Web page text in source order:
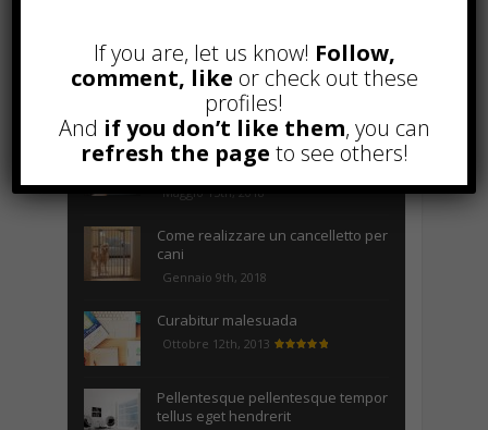
A&R nel Business Music: tutto
quello che c’è da sapere!
Agosto 27th, 2017
Noleggio a breve e lungo termine,
le differenze
Maggio 15th, 2018
Come realizzare un cancelletto per
cani
Gennaio 9th, 2018
Curabitur malesuada
Ottobre 12th, 2013
Pellentesque pellentesque tempor
tellus eget hendrerit
If you are, let us know! Follow,
comment, like or check out these
profiles!
And if you don’t like them, you can
refresh the page to see others!